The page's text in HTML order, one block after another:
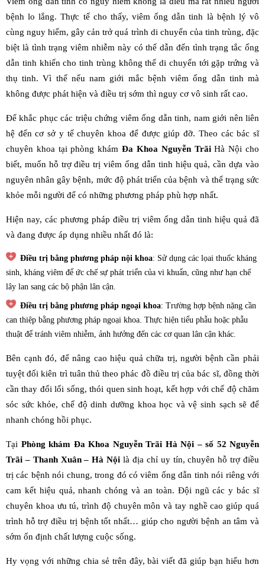
bệnh lo lắng. Thực tế cho thấy, viêm ống dẫn tinh là bệnh lý vô
cùng nguy hiểm, gây cản trở quá trình di chuyển của tinh trùng, đặc
biệt là tình trạng viêm nhiễm này có thể dẫn đến tình trạng tắc ống
dẫn tinh khiến cho tinh trùng không thể di chuyển tới gặp trứng và
thụ tinh. Vì thế nếu nam giới mắc bệnh viêm ống dẫn tinh mà
không được phát hiện và điều trị sớm thì nguy cơ vô sinh rất cao.
Để khắc phục các triệu chứng viêm ống dẫn tinh, nam giới nên liên
hệ đến cơ sở y tế chuyên khoa để được giúp đỡ. Theo các bác sĩ
chuyên khoa tại phòng khámĐa Khoa Nguyễn TrãiHà Nội cho
biết, muốn hỗ trợ điều trị viêm ống dẫn tinh hiệu quả, cần dựa vào
nguyên nhân gây bệnh, mức độ phát triển của bệnh và thể trạng sức
khỏe mỗi người để có những phương pháp phù hợp nhất.
Hiện nay, các phương pháp điều trị viêm ống dẫn tinh hiệu quả đã
và đang được áp dụng nhiều nhất đó là:
Điều trị bằng phương pháp nội khoa: Sử dụng các lọai thuốc kháng
sinh, kháng viêm để ức chế sự phát triển của vi khuẩn, cũng như hạn chế
lây lan sang các bộ phận lân cận.
Điều trị bằng phương pháp ngoại khoa: Trường hợp bệnh nặng cần
can thiệp bằng phương pháp ngoại khoa. Thực hiện tiểu phẫu hoặc phẫu
thuật để tránh viêm nhiễm, ảnh hưởng đến các cơ quan lân cận khác.
Bên cạnh đó, để nâng cao hiệu quả chữa trị, người bệnh cần phải
tuyệt đối kiên trì tuân thủ theo phác đồ điều trị của bác sĩ, đồng thời
cần thay đổi lối sống, thói quen sinh hoạt, kết hợp với chế độ chăm
sóc sức khỏe, chế độ dinh dưỡng khoa học và vệ sinh sạch sẽ để
nhanh chóng hồi phục.
Tại Phòng khám Đa Khoa Nguyễn Trãi Hà Nội – số 52 Nguyễn
Trãi – Thanh Xuân – Hà Nội là địa chỉ uy tín, chuyên hỗ trợ điều
trị các bệnh nói chung, trong đó có viêm ống dẫn tinh nói riêng với
cam kết hiệu quả, nhanh chóng và an toàn. Đội ngũ các y bác sĩ
chuyên khoa ưu tú, trình độ chuyên môn và tay nghề cao giúp quá
trình hỗ trợ điều trị bệnh tốt nhất… giúp cho người bệnh an tâm và
sớm ổn định chất lượng cuộc sống.
Hy vọng với những chia sẻ trên đây, bài viết đã giúp bạn hiểu hơn